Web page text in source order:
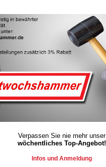
Verpassen Sie nie mehr unser
wöchentliches Top-Angebot!
Infos und Anmeldung